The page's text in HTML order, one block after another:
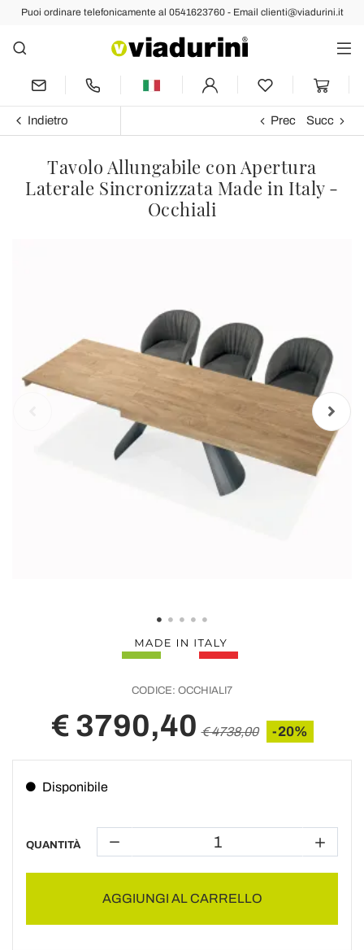
Puoi ordinare telefonicamente al 0541623760 - Email clienti@viadurini.it
Indietro Prec Succ
Tavolo Allungabile con Apertura
Laterale Sincronizzata Made in Italy -
Occhiali
CODICE: OCCHIALI7
€ 3790,40 € 4738,00 -20%
Disponibile
QUANTITÀ
AGGIUNGI AL CARRELLO